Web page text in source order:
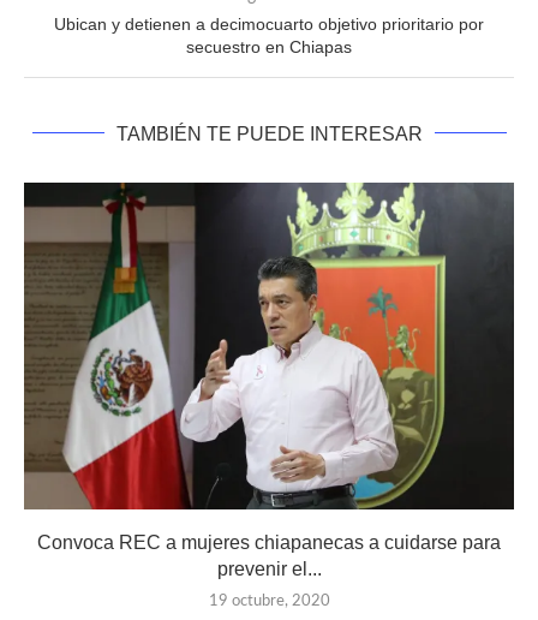
Ubican y detienen a decimocuarto objetivo prioritario por
secuestro en Chiapas
TAMBIÉN TE PUEDE INTERESAR
Convoca REC a mujeres chiapanecas a cuidarse para
prevenir el...
19 octubre, 2020